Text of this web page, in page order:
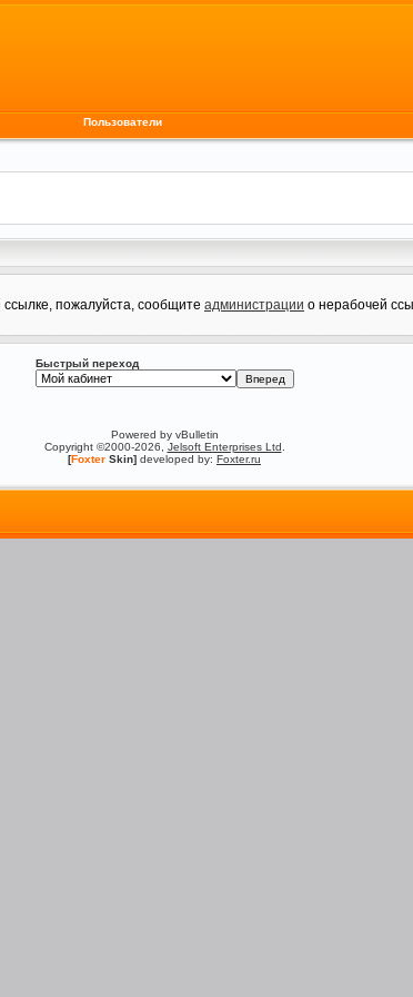
Пользователи
пожалуйста, сообщите администрации о нерабочей
Быстрый переход
Powered by vBulletin
Copyright ©2000-2026, Jelsoft Enterprises Ltd
[Foxter Skin] developed by: Foxter.ru